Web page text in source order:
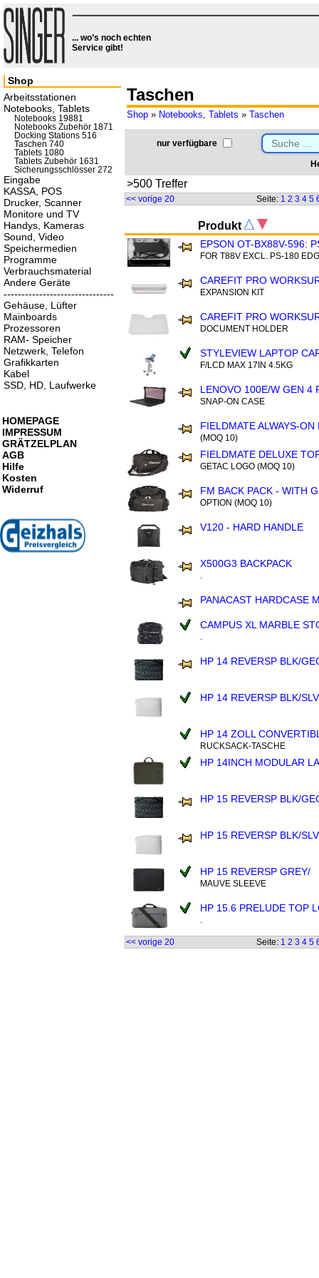
... wo’s noch echten
Service gibt!
Taschen
Shop » Notebooks, Tablets » Taschen
nur verfügbare
>500 Treffer
<< vorige 20 Seite: 1 2 3 4 5
Produkt
EPSON OT-BX88V-596:
FOR T88V EXCL. PS-180
CAREFIT PRO
EXPANSION KIT
CAREFIT PRO
DOCUMENT HOLDER
STYLEVIEW LAPTOP
F/LCD MAX 17IN 4.5KG
LENOVO 100E/W GEN 4
SNAP-ON CASE
FIELDMATE ALWAYS-
(MOQ 10)
FIELDMATE DELUXE
GETAC LOGO (MOQ 10)
FM BACK PACK - WITH
OPTION (MOQ 10)
V120 - HARD HANDLE
X500G3 BACKPACK
.
PANACAST HARDCASE
CAMPUS XL MARBLE
.
HP 14 REVERSP BLK/
HP 14 REVERSP BLK/
HP 14 ZOLL
RUCKSACK-TASCHE
HP 14INCH MODULAR
HP 15 REVERSP BLK/
HP 15 REVERSP BLK/
HP 15 REVERSP GREY/
MAUVE SLEEVE
HP 15.6 PRELUDE TOP
.
<< vorige 20 Seite: 1 2 3 4 5
Shop
Arbeitsstationen
Notebooks, Tablets
Notebooks 19881
Notebooks Zubehör 1871
Docking Stations 516
Taschen 740
Tablets 1080
Tablets Zubehör 1631
Sicherungsschlösser 272
Eingabe
KASSA, POS
Drucker, Scanner
Monitore und TV
Handys, Kameras
Sound, Video
Speichermedien
Programme
Verbrauchsmaterial
Andere Geräte
-------------------------------
Gehäuse, Lüfter
Mainboards
Prozessoren
RAM- Speicher
Netzwerk, Telefon
Grafikkarten
Kabel
SSD, HD, Laufwerke
HOMEPAGE
IMPRESSUM
GRÄTZELPLAN
AGB
Hilfe
Kosten
Widerruf